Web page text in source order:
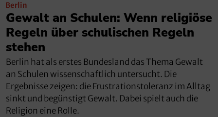
Berlin
Gewalt an Schulen: Wenn religiöse
Regeln über schulischen Regeln
stehen
Berlin hat als erstes Bundesland das Thema Gewalt
an Schulen wissenschaftlich untersucht. Die
Ergebnisse zeigen: die Frustrationstoleranz im Alltag
sinkt und begünstigt Gewalt. Dabei spielt auch die
Religion eine Rolle.